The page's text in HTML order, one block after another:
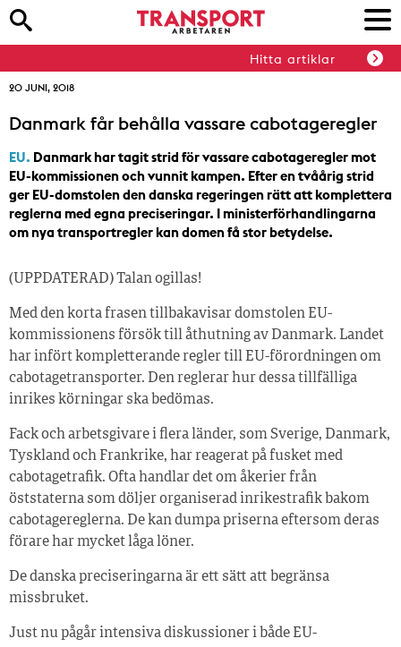
Hitta artiklar
20 JUNI, 2018
Danmark får behålla vassare cabotageregler
EU. Danmark har tagit strid för vassare cabotageregler mot
EU-kommissionen och vunnit kampen. Efter en tvåårig strid
ger EU-domstolen den danska regeringen rätt att komplettera
reglerna med egna preciseringar. I ministerförhandlingarna
om nya transportregler kan domen få stor betydelse.
(UPPDATERAD) Talan ogillas!
Med den korta frasen tillbakavisar domstolen EU-
kommissionens försök till åthutning av Danmark. Landet
har infört kompletterande regler till EU-förordningen om
cabotagetransporter. Den reglerar hur dessa tillfälliga
inrikes körningar ska bedömas.
Fack och arbetsgivare i flera länder, som Sverige, Danmark,
Tyskland och Frankrike, har reagerat på fusket med
cabotagetrafik. Ofta handlar det om åkerier från
öststaterna som döljer organiserad inrikestrafik bakom
cabotagereglerna. De kan dumpa priserna eftersom deras
förare har mycket låga löner.
De danska preciseringarna är ett sätt att begränsa
missbruket.
Just nu pågår intensiva diskussioner i både EU-